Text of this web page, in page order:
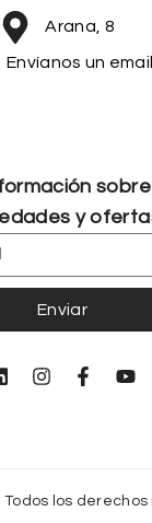
Arana, 8
Envíanos un email
y
Enviar
los derechos